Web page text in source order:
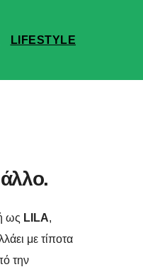
LIFESTYLE
ως LILA,
με τίποτα
την